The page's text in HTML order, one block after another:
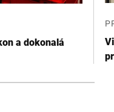
a dokonalá